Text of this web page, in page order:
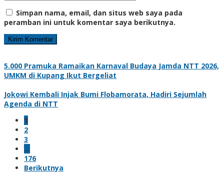
Simpan nama, email, dan situs web saya pada
peramban ini untuk komentar saya berikutnya.
5.000 Pramuka Ramaikan Karnaval Budaya Jamda NTT 2026,
UMKM di Kupang Ikut Bergeliat
Jokowi Kembali Injak Bumi Flobamorata, Hadiri Sejumlah
Agenda di NTT
1
2
3
…
176
Berikutnya